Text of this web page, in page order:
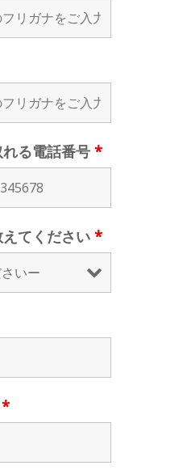
る電話番号 *
てください *
*